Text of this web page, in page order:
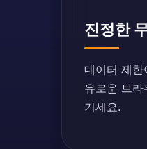
진정한
데이터 제
유로운 브
기세요.